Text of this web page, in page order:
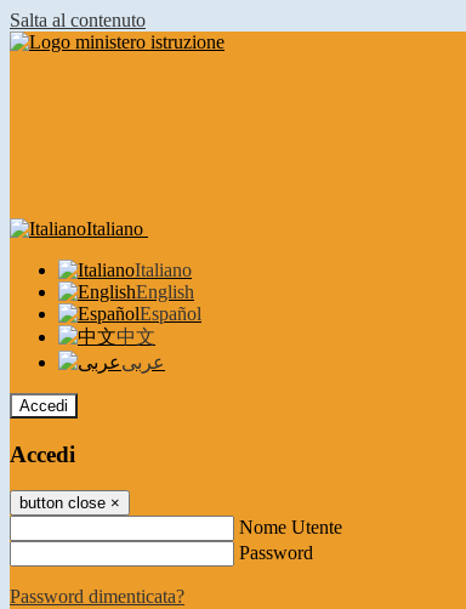
Salta al contenuto
Italiano
Italiano
English
Español
中文
عربى
Accedi
Accedi
button close ×
Nome Utente
Password
Password dimenticata?